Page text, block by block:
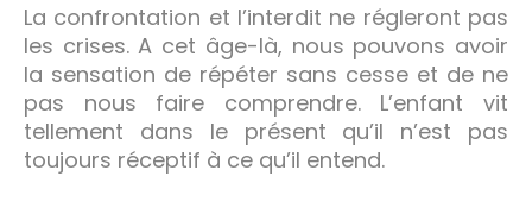
La confrontation et l’interdit ne régleront pas
les crises. A cet âge-là, nous pouvons avoir
la sensation de répéter sans cesse et de ne
pas nous faire comprendre. L’enfant vit
tellement dans le présent qu’il n’est pas
toujours réceptif à ce qu’il entend.